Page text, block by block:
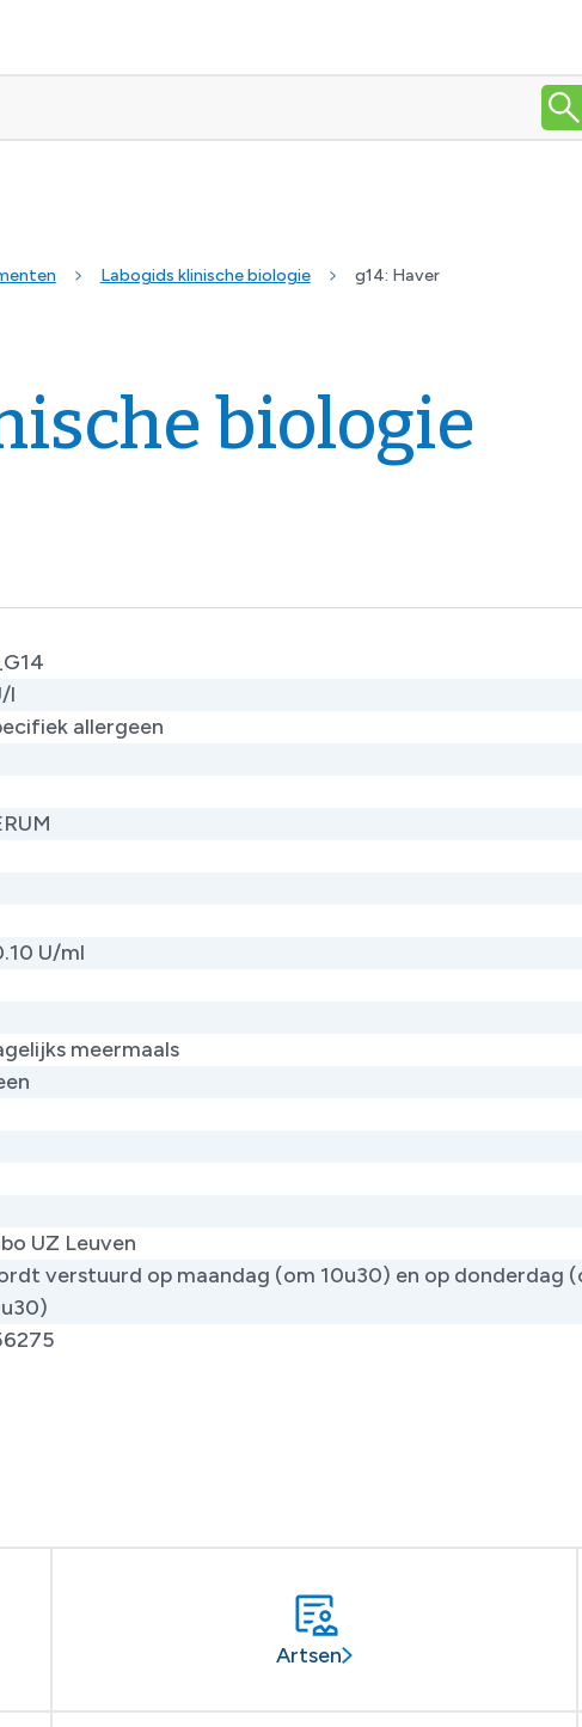
Labogids klinische biologie g14: Haver
biologie
l
allergeen
U/ml
meermaals
UZ Leuven
verstuurd op maandag (om 10u30) en op donderdag
Artsen